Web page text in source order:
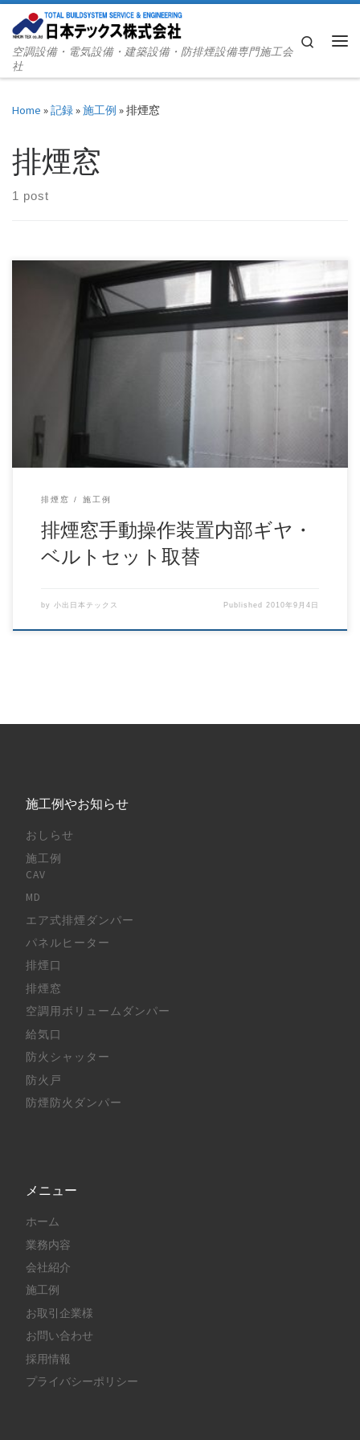
Skip to content
空調設備・電気設備・建築設備・防排煙設備専門施工会
社
Search
Home »記録»施工例 »排煙窓
排煙窓
1 post
排煙窓の手動操作装置で開ける事は出来るんですが、閉めら
排煙窓 施工例
排煙窓手動操作装置内部ギヤ・
ベルトセット取替
by 小出日本テックス Published 2010年9月4日
施工例やお知らせ
おしらせ
施工例
CAV
MD
エア式排煙ダンパー
パネルヒーター
排煙口
排煙窓
空調用ボリュームダンパー
給気口
防火シャッター
防火戸
防煙防火ダンパー
メニュー
ホーム
業務内容
会社紹介
施工例
お取引企業様
お問い合わせ
採用情報
プライバシーポリシー